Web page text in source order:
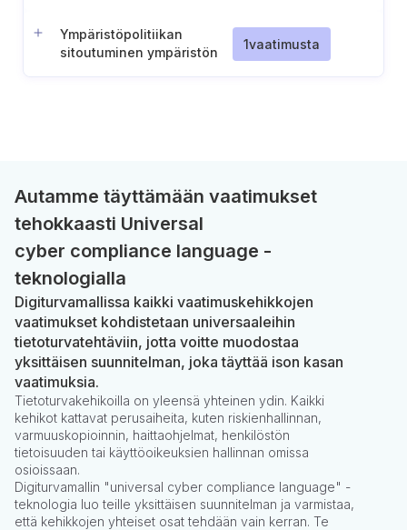
Ympäristöpolitiikan
sitoutuminen ympäristön
1vaatimusta
Autamme täyttämään vaatimukset
tehokkaasti Universal
cyber compliance language -
teknologialla
Digiturvamallissa kaikki vaatimuskehikkojen
vaatimukset kohdistetaan universaaleihin
tietoturvatehtäviin, jotta voitte muodostaa
yksittäisen suunnitelman, joka täyttää ison kasan
vaatimuksia.
Tietoturvakehikoilla on yleensä yhteinen ydin. Kaikki
kehikot kattavat perusaiheita, kuten riskienhallinnan,
varmuuskopioinnin, haittaohjelmat, henkilöstön
tietoisuuden tai käyttöoikeuksien hallinnan omissa
osioissaan.
Digiturvamallin "universal cyber compliance language" -
teknologia luo teille yksittäisen suunnitelman ja varmistaa,
että kehikkojen yhteiset osat tehdään vain kerran. Te